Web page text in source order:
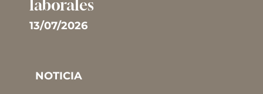
laborales
13/07/2026
NOTICIA